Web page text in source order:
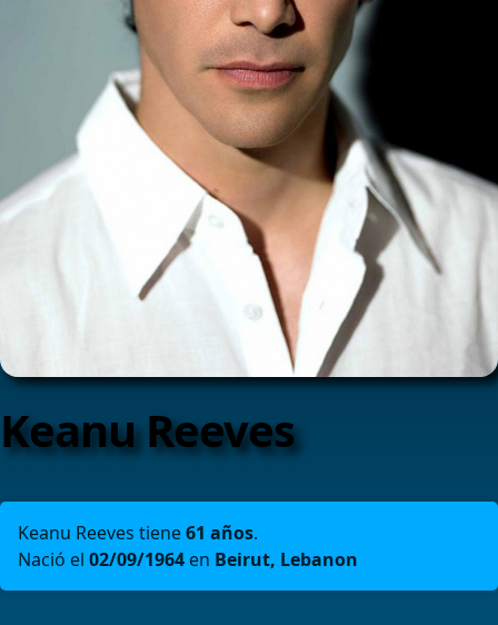
Keanu Reeves
Keanu Reeves tiene61 años.
Nació el 02/09/1964 en Beirut, Lebanon